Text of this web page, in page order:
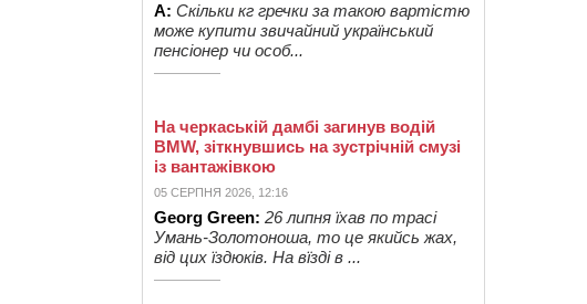
А: Скільки кг гречки за такою вартістю
може купити звичайний український
пенсіонер чи особ...
На черкаській дамбі загинув водій
BMW, зіткнувшись на зустрічній смузі
із вантажівкою
05 СЕРПНЯ 2026, 12:16
Georg Green: 26 липня їхав по трасі
Умань-Золотоноша, то це якийсь жах,
від цих їздюків. На вїзді в ...